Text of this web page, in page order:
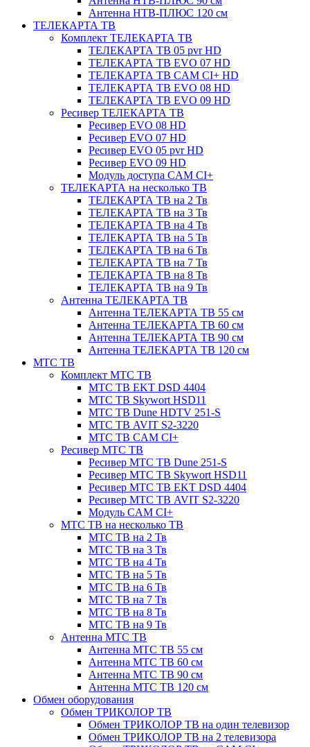
Антенна НТВ-ПЛЮС 120 см
ТЕЛЕКАРТА ТВ
Комплект ТЕЛЕКАРТА ТВ
ТЕЛЕКАРТА ТВ 05 pvr HD
ТЕЛЕКАРТА ТВ EVO 07 HD
ТЕЛЕКАРТА ТВ CAM CI+ HD
ТЕЛЕКАРТА ТВ EVO 08 HD
ТЕЛЕКАРТА ТВ EVO 09 HD
Ресивер ТЕЛЕКАРТА ТВ
Ресивер EVO 08 HD
Ресивер EVO 07 HD
Ресивер EVO 05 pvr HD
Ресивер EVO 09 HD
Модуль доступа CAM CI+
ТЕЛЕКАРТА на несколько ТВ
ТЕЛЕКАРТА ТВ на 2 Тв
ТЕЛЕКАРТА ТВ на 3 Тв
ТЕЛЕКАРТА ТВ на 4 Тв
ТЕЛЕКАРТА ТВ на 5 Тв
ТЕЛЕКАРТА ТВ на 6 Тв
ТЕЛЕКАРТА ТВ на 7 Тв
ТЕЛЕКАРТА ТВ на 8 Тв
ТЕЛЕКАРТА ТВ на 9 Тв
Антенна ТЕЛЕКАРТА ТВ
Антенна ТЕЛЕКАРТА ТВ 55 см
Антенна ТЕЛЕКАРТА ТВ 60 см
Антенна ТЕЛЕКАРТА ТВ 90 см
Антенна ТЕЛЕКАРТА ТВ 120 см
МТС ТВ
Комплект МТС ТВ
МТС ТВ EKT DSD 4404
МТС ТВ Skywort HSD11
МТС ТВ Dune HDTV 251-S
МТС ТВ AVIT S2-3220
МТС ТВ CAM CI+
Ресивер МТС ТВ
Ресивер МТС ТВ Dune 251-S
Ресивер МТС ТВ Skywort HSD11
Ресивер МТС ТВ EKT DSD 4404
Ресивер МТС ТВ AVIT S2-3220
Модуль CAM CI+
МТС ТВ на несколько ТВ
МТС ТВ на 2 Тв
МТС ТВ на 3 Тв
МТС ТВ на 4 Тв
МТС ТВ на 5 Тв
МТС ТВ на 6 Тв
МТС ТВ на 7 Тв
МТС ТВ на 8 Тв
МТС ТВ на 9 Тв
Антенна МТС ТВ
Антенна МТС ТВ 55 см
Антенна МТС ТВ 60 см
Антенна МТС ТВ 90 см
Антенна МТС ТВ 120 см
Обмен оборудования
Обмен ТРИКОЛОР ТВ
Обмен ТРИКОЛОР ТВ на один телевизор
Обмен ТРИКОЛОР ТВ на 2 телевизора